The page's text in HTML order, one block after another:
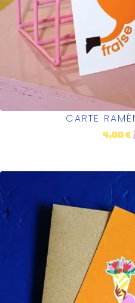
CARTE
4,00€